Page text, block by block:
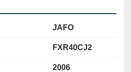
JAFO
FXR40CJ2
2006